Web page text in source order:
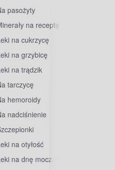
pasożyty
na receptę
na cukrzycę
na grzybicę
na trądzik
tarczycę
hemoroidy
nadciśnienie
na otyłość
na dnę moczanową